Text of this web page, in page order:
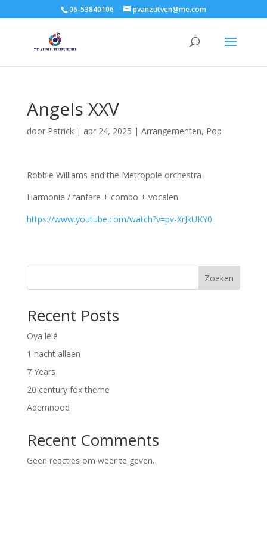
06-53840106 pvanzutven@me.com
Angels XXV
door Patrick| apr 24, 2025 | Arrangementen, Pop
Robbie Williams and the Metropole orchestra
Harmonie / fanfare + combo + vocalen
https://www.youtube.com/watch?v=pv-XrJkUKY0
Zoeken
Recent Posts
Oya lélé
1 nacht alleen
7 Years
20 century fox theme
Ademnood
Recent Comments
Geen reacties om weer te geven.